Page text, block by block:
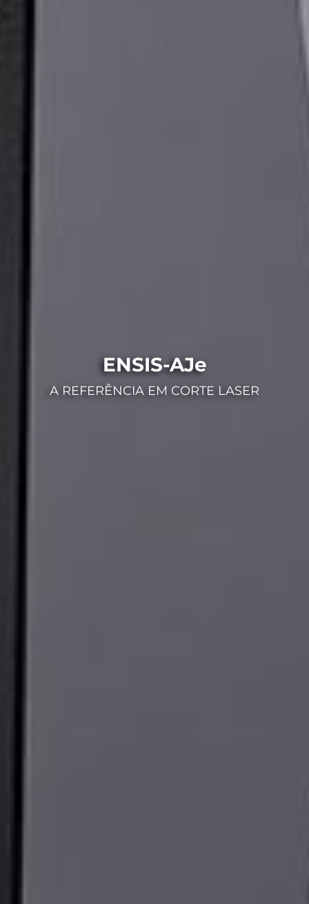
ENSIS-AJe
A REFERÊNCIA EM CORTE LASER